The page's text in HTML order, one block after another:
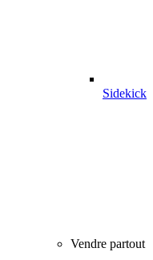
Sidekick
Vendre partout